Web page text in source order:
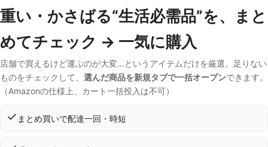
重い・かさばる“生活必需品”を、まと
めてチェック → 一気に購入
店舗で買えるけど運ぶのが大変…というアイテムだけを厳選。足りない
ものをチェックして、 選んだ商品を新規タブで一括オープンできます。
（Amazonの仕様上、カート一括投入は不可）
まとめ買いで配達一回・時短